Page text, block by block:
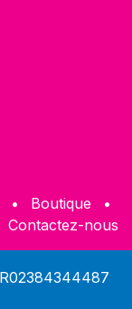
• ​Boutique
•
Contactez-nous